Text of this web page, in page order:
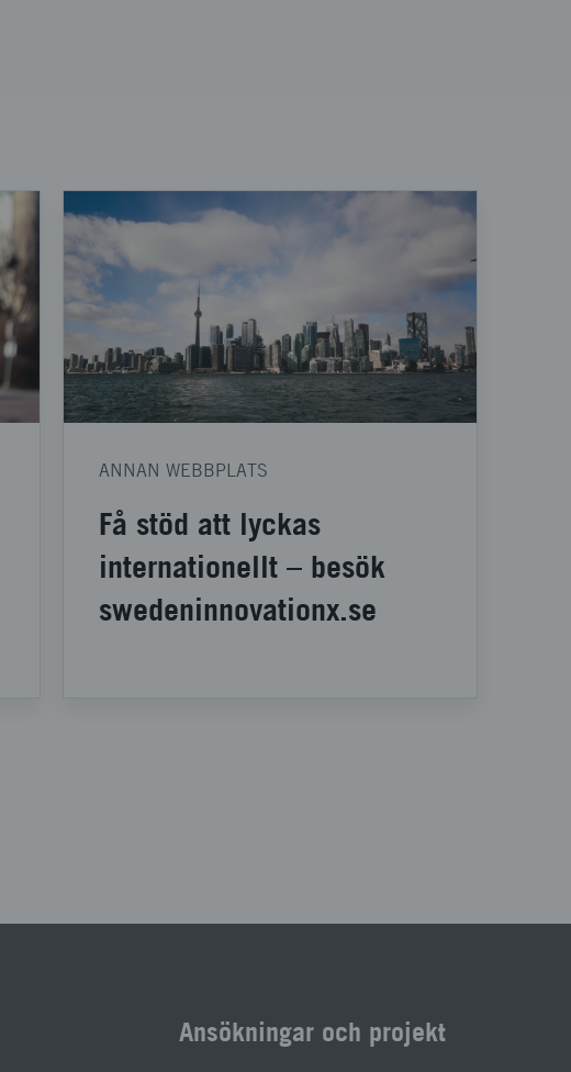
ANNAN WEBBPLATS
Få stöd att lyckas
internationellt – besök
swedeninnovationx.se
Ansökningar och projekt